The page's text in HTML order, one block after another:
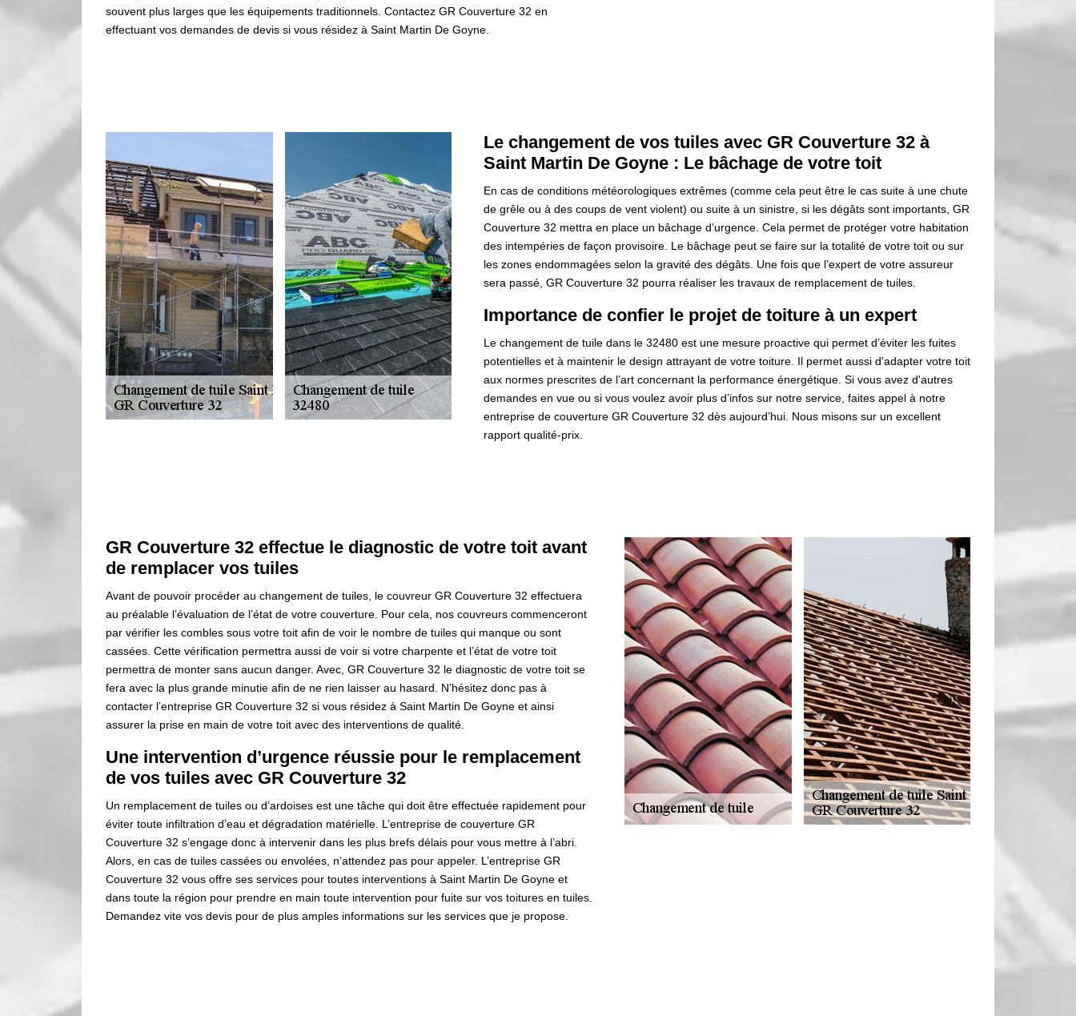
souvent plus larges que les équipements traditionnels. Contactez GR Couverture 32 en
effectuant vos demandes de devis si vous résidez à Saint Martin De Goyne.
Le changement de vos tuiles avec GR Couverture 32 à
Saint Martin De Goyne : Le bâchage de votre toit
En cas de conditions météorologiques extrêmes (comme cela peut être le cas suite à une chute
de grêle ou à des coups de vent violent) ou suite à un sinistre, si les dégâts sont importants, GR
Couverture 32 mettra en place un bâchage d’urgence. Cela permet de protéger votre habitation
des intempéries de façon provisoire. Le bâchage peut se faire sur la totalité de votre toit ou sur
les zones endommagées selon la gravité des dégâts. Une fois que l’expert de votre assureur
sera passé, GR Couverture 32 pourra réaliser les travaux de remplacement de tuiles.
Importance de confier le projet de toiture à un expert
Le changement de tuile dans le 32480 est une mesure proactive qui permet d’éviter les fuites
potentielles et à maintenir le design attrayant de votre toiture. Il permet aussi d'adapter votre toit
aux normes prescrites de l’art concernant la performance énergétique. Si vous avez d'autres
demandes en vue ou si vous voulez avoir plus d’infos sur notre service, faites appel à notre
entreprise de couverture GR Couverture 32 dès aujourd’hui. Nous misons sur un excellent
rapport qualité-prix.
GR Couverture 32 effectue le diagnostic de votre toit avant
de remplacer vos tuiles
Avant de pouvoir procéder au changement de tuiles, le couvreur GR Couverture 32 effectuera
au préalable l’évaluation de l’état de votre couverture. Pour cela, nos couvreurs commenceront
par vérifier les combles sous votre toit afin de voir le nombre de tuiles qui manque ou sont
cassées. Cette vérification permettra aussi de voir si votre charpente et l’état de votre toit
permettra de monter sans aucun danger. Avec, GR Couverture 32 le diagnostic de votre toit se
fera avec la plus grande minutie afin de ne rien laisser au hasard. N’hésitez donc pas à
contacter l’entreprise GR Couverture 32 si vous résidez à Saint Martin De Goyne et ainsi
assurer la prise en main de votre toit avec des interventions de qualité.
Une intervention d’urgence réussie pour le remplacement
de vos tuiles avec GR Couverture 32
Un remplacement de tuiles ou d’ardoises est une tâche qui doit être effectuée rapidement pour
éviter toute infiltration d’eau et dégradation matérielle. L’entreprise de couverture GR
Couverture 32 s’engage donc à intervenir dans les plus brefs délais pour vous mettre à l’abri.
Alors, en cas de tuiles cassées ou envolées, n’attendez pas pour appeler. L’entreprise GR
Couverture 32 vous offre ses services pour toutes interventions à Saint Martin De Goyne et
dans toute la région pour prendre en main toute intervention pour fuite sur vos toitures en tuiles.
Demandez vite vos devis pour de plus amples informations sur les services que je propose.